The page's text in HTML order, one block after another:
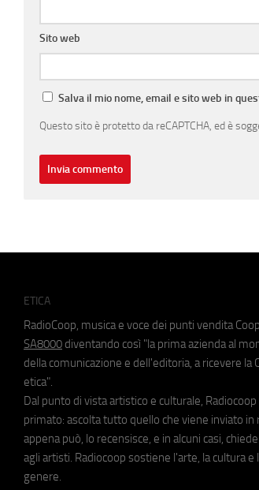
Sito web
Salva il mio nome, email e sito web in
Questo sito è protetto da reCAPTCHA, ed è
ETICA
RadioCoop, musica e voce dei punti vendita
SA8000 diventando così "la prima azienda al
della comunicazione e dell'editoria, a ricevere la
etica".
Dal punto di vista artistico e culturale,
primato: ascolta tutto quello che viene inviato in
appena può, lo recensisce, e in alcuni casi,
agli artisti. Radiocoop sostiene l'arte, la cultura e
genere.